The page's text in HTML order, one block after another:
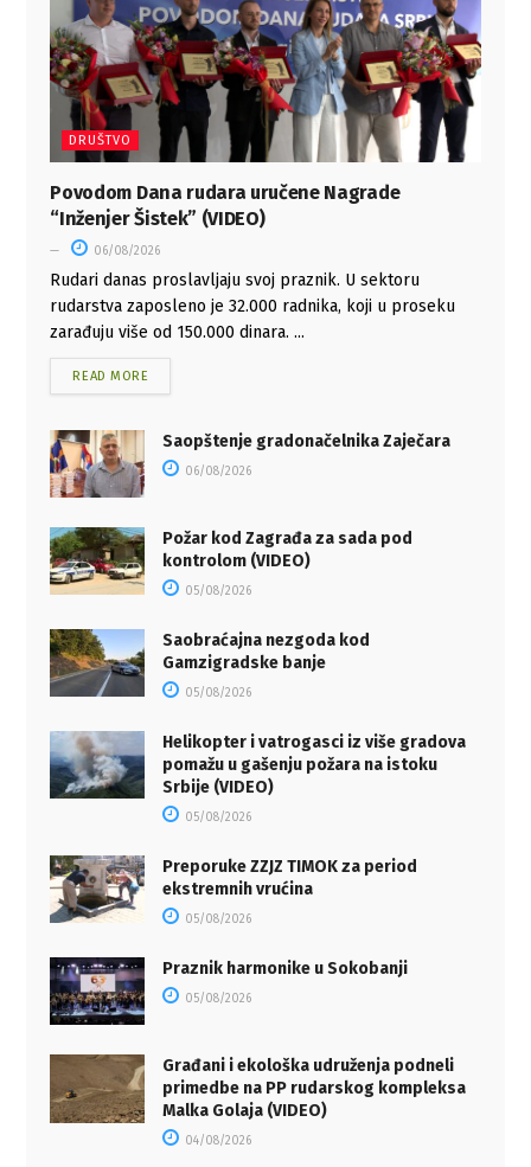
DRUŠTVO
Povodom Dana rudara uručene Nagrade
“Inženjer Šistek” (VIDEO)
06/08/2026
Rudari danas proslavljaju svoj praznik. U sektoru
rudarstva zaposleno je 32.000 radnika, koji u proseku
zarađuju više od 150.000 dinara. ...
READ MORE
Saopštenje gradonačelnika Zaječara
06/08/2026
Požar kod Zagrađa za sada pod
kontrolom (VIDEO)
05/08/2026
Saobraćajna nezgoda kod
Gamzigradske banje
05/08/2026
Helikopter i vatrogasci iz više gradova
pomažu u gašenju požara na istoku
Srbije (VIDEO)
05/08/2026
Preporuke ZZJZ TIMOK za period
ekstremnih vrućina
05/08/2026
Praznik harmonike u Sokobanji
05/08/2026
Građani i ekološka udruženja podneli
primedbe na PP rudarskog kompleksa
Malka Golaja (VIDEO)
04/08/2026